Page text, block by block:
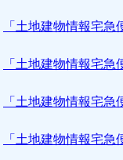
「土地建物情報宅
「土地建物情報宅
「土地建物情報宅
「土地建物情報宅